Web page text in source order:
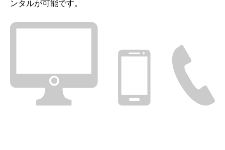
ンタルが可能です。